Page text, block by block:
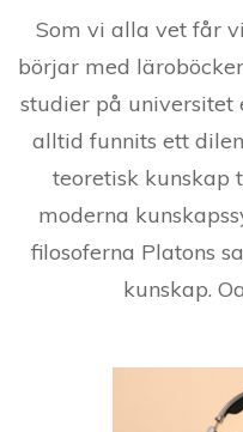
Som vi alla vet får
börjar med
studier på universitet
alltid funnits ett
teoretisk kunskap
moderna
filosoferna Platons
kunskap.